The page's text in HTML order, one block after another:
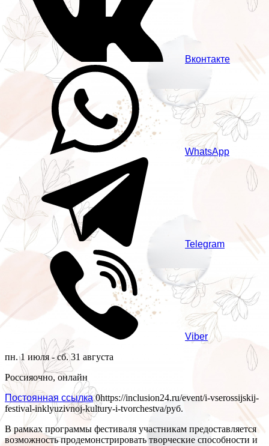
Вконтакте
WhatsApp
Telegram
Viber
пн. 1 июля - сб. 31 августа
Россияочно, онлайн
Постоянная ссылка 0https://inclusion24.ru/event/i-vserossijskij-
festival-inklyuzivnoj-kultury-i-tvorchestva/руб.
В рамках программы фестиваля участникам предоставляется
возможность продемонстрировать творческие способности и